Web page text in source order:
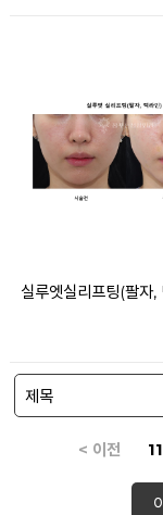
실루엣실리프팅(팔자,
< 이전 11